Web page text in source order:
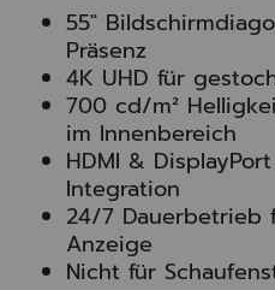
55"
Präsenz
4K UHD für
700 cd/m²
im Innenbereich
HDMI &
Integration
24/7 Dauerbetrieb
Anzeige
Nicht für